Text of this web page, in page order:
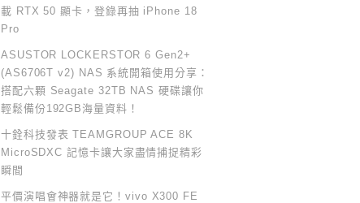
載 RTX 50 顯卡，登錄再抽 iPhone 18
Pro
ASUSTOR LOCKERSTOR 6 Gen2+
(AS6706T v2) NAS 系統開箱使用分享：
搭配六顆 Seagate 32TB NAS 硬碟讓你
輕鬆備份192GB海量資料！
十銓科技發表 TEAMGROUP ACE 8K
MicroSDXC 記憶卡讓大家盡情捕捉精彩
瞬間
平價演唱會神器就是它！vivo X300 FE